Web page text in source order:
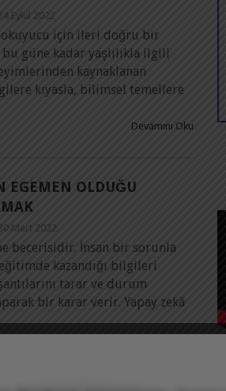
14 Eylül 2022
okuyucu için ileri doğru bir
güne kadar yaşlılıkla ilgili
kaynaklanan
kıyasla, bilimsel temellere
Devamını Oku
EGEMEN OLDUĞU
30 Mart 2022
becerisidir. İnsan bir sorunla
eğitimde kazandığı bilgileri
tarar ve durum
bir karar verir. Yapay zekâ